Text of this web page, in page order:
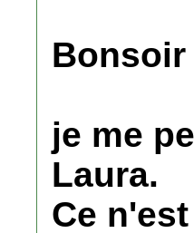
Bonsoir
je me
Laura.
Ce